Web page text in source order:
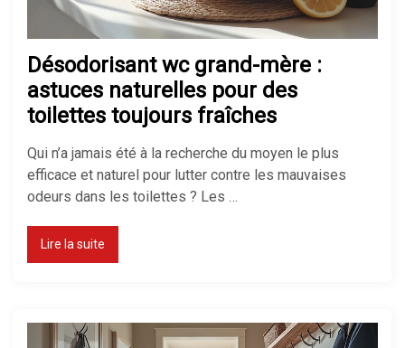
Désodorisant wc grand-mère :
astuces naturelles pour des
toilettes toujours fraîches
Qui n’a jamais été à la recherche du moyen le plus
efficace et naturel pour lutter contre les mauvaises
odeurs dans les toilettes ? Les …
Lire la suite